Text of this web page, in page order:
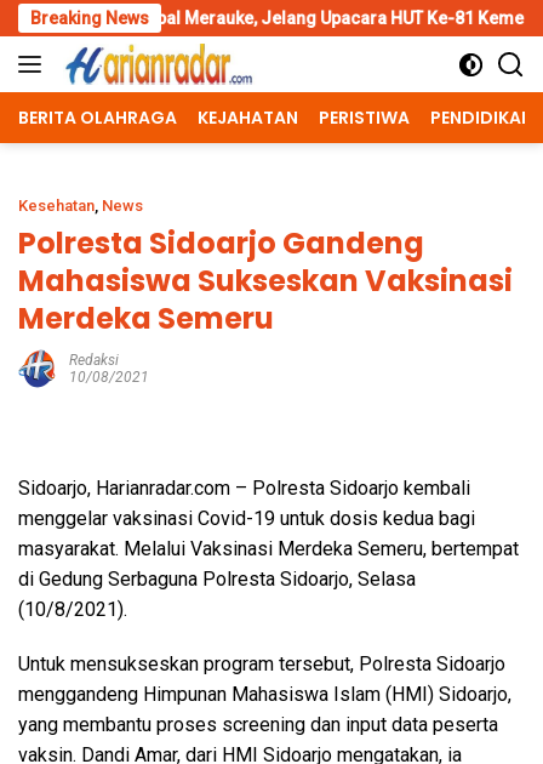
Skip
to
content
Breaking News
Jelang Upacara HUT Ke-81 Kemerdekaan RI
BERITA OLAHRAGA KEJAHATAN PERISTIWA PENDIDIKAN
Kesehatan, News
Polresta Sidoarjo Gandeng
Mahasiswa Sukseskan Vaksinasi
Merdeka Semeru
Redaksi
10/08/2021
Sidoarjo, Harianradar.com – Polresta Sidoarjo kembali
menggelar vaksinasi Covid-19 untuk dosis kedua bagi
masyarakat. Melalui Vaksinasi Merdeka Semeru, bertempat
di Gedung Serbaguna Polresta Sidoarjo, Selasa
(10/8/2021).
Untuk mensukseskan program tersebut, Polresta Sidoarjo
menggandeng Himpunan Mahasiswa Islam (HMI) Sidoarjo,
yang membantu proses screening dan input data peserta
vaksin. Dandi Amar, dari HMI Sidoarjo mengatakan, ia